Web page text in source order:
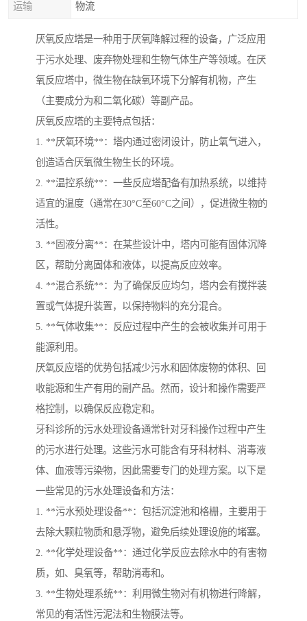
运输 物流
厌氧反应塔是一种用于厌氧降解过程的设备，广泛应用
于污水处理、废弃物处理和生物气体生产等领域。在厌
氧反应塔中，微生物在缺氧环境下分解有机物，产生
（主要成分为和二氧化碳）等副产品。
厌氧反应塔的主要特点包括：
1. **厌氧环境**：塔内通过密闭设计，防止氧气进入，
创造适合厌氧微生物生长的环境。
2. **温控系统**：一些反应塔配备有加热系统，以维持
适宜的温度（通常在30°C至60°C之间），促进微生物的
活性。
3. **固液分离**：在某些设计中，塔内可能有固体沉降
区，帮助分离固体和液体，以提高反应效率。
4. **混合系统**：为了确保反应均匀，塔内会有搅拌装
置或气体提升装置，以保持物料的充分混合。
5. **气体收集**：反应过程中产生的会被收集并可用于
能源利用。
厌氧反应塔的优势包括减少污水和固体废物的体积、回
收能源和生产有用的副产品。然而，设计和操作需要严
格控制，以确保反应稳定和。
牙科诊所的污水处理设备通常针对牙科操作过程中产生
的污水进行处理。这些污水可能含有牙科材料、消毒液
体、血液等污染物，因此需要专门的处理方案。以下是
一些常见的污水处理设备和方法：
1. **污水预处理设备**：包括沉淀池和格栅，主要用于
去除大颗粒物质和悬浮物，避免后续处理设施的堵塞。
2. **化学处理设备**：通过化学反应去除水中的有害物
质，如、臭氧等，帮助消毒和。
3. **生物处理系统**：利用微生物对有机物进行降解，
常见的有活性污泥法和生物膜法等。